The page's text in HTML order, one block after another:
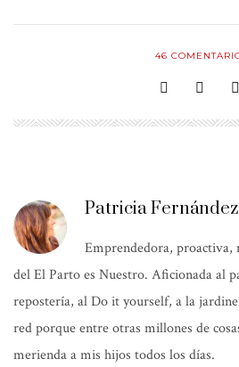
46
Patricia Fernández
Emprendedora, proactiva,
del El Parto es Nuestro. Aficionada al
repostería, al Do it yourself, a la
red porque entre otras millones de
merienda a mis hijos todos los días.